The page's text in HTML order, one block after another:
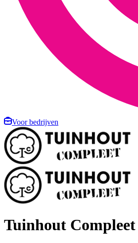
Voor bedrijven
Tuinhout Compleet